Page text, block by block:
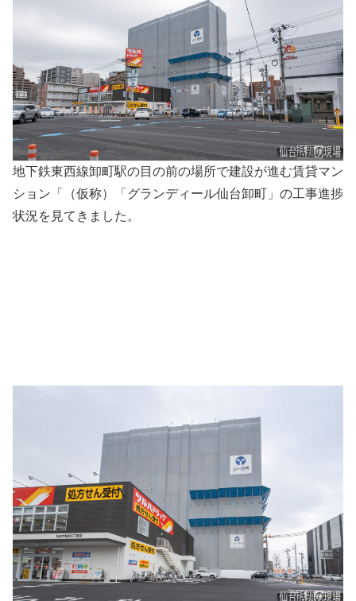
地下鉄東西線卸町駅の目の前の場所で建設が進む賃貸マン
ション「（仮称）「グランディール仙台卸町」の工事進捗
状況を見てきました。